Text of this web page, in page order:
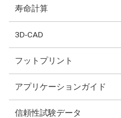
寿命計算
3D-CAD
フットプリント
アプリケーションガイド
信頼性試験データ